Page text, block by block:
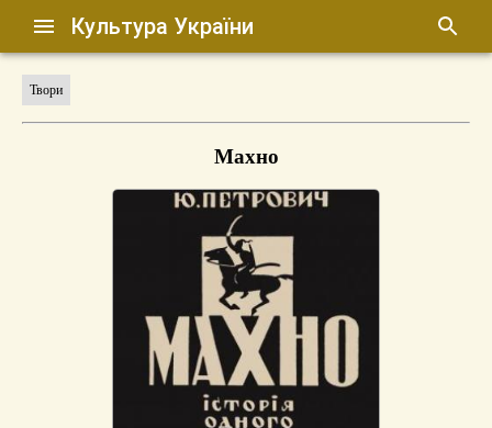
Культура України
Твори
Махно